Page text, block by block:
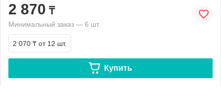
2 870 ₸
Минимальный заказ — 6 шт.
2 070 ₸ от 12 шт.
Купить